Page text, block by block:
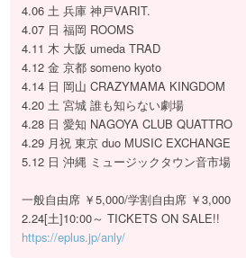
4.06 土 兵庫 神戸VARIT.
4.07 日 福岡 ROOMS
4.11 木 大阪 umeda TRAD
4.12 金 京都 someno kyoto
4.14 日 岡山 CRAZYMAMA KINGDOM
4.20 土 宮城 誰も知らない劇場
4.28 日 愛知 NAGOYA CLUB QUATTRO
4.29 月祝 東京 duo MUSIC EXCHANGE
5.12 日 沖縄 ミュージックタウン音市場
一般自由席 ￥5,000/学割自由席 ￥3,000
2.24[土]10:00～ TICKETS ON SALE!!
https://eplus.jp/anly/